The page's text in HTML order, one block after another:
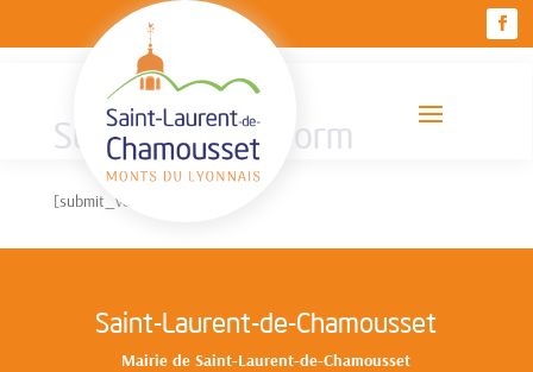
Submit Venue Form
[submit_venue_form]
Saint-Laurent-de-Chamousset
Mairie de Saint-Laurent-de-Chamousset